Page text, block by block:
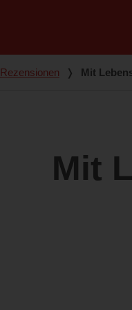
Rezensionen ❭ Mit
Mit